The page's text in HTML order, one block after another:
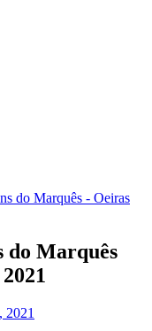
do Marquês - Oeiras
do Marquês
2021